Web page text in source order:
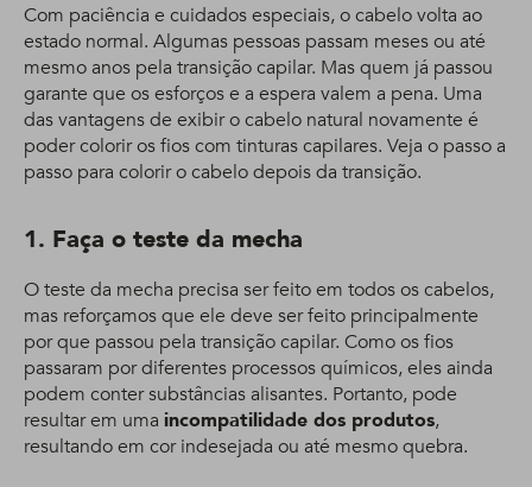
Com paciência e cuidados especiais, o cabelo volta ao
estado normal. Algumas pessoas passam meses ou até
mesmo anos pela transição capilar. Mas quem já passou
garante que os esforços e a espera valem a pena. Uma
das vantagens de exibir o cabelo natural novamente é
poder colorir os fios com tinturas capilares. Veja o passo a
passo para colorir o cabelo depois da transição.
1. Faça o teste da mecha
O teste da mecha precisa ser feito em todos os cabelos,
mas reforçamos que ele deve ser feito principalmente
por que passou pela transição capilar. Como os fios
passaram por diferentes processos químicos, eles ainda
podem conter substâncias alisantes. Portanto, pode
resultar em uma incompatilidade dos produtos,
resultando em cor indesejada ou até mesmo quebra.